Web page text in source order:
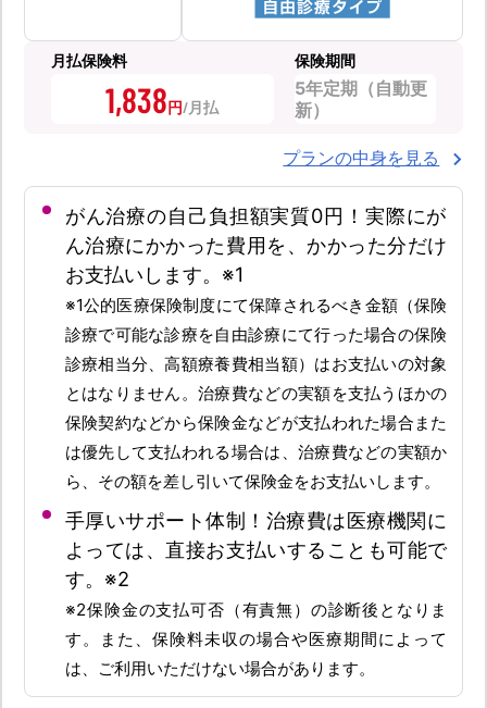
月払保険料
1,838円
保険期間
5年定期（自動更
新）
プランの中身を見る
がん治療の自己負担額実質0円！実際にが
ん治療にかかった費用を、かかった分だけ
お支払いします。※1
※1公的医療保険制度にて保障されるべき金額（保険
診療で可能な診療を自由診療にて行った場合の保険
診療相当分、高額療養費相当額）はお支払いの対象
とはなりません。治療費などの実額を支払うほかの
保険契約などから保険金などが支払われた場合また
は優先して支払われる場合は、治療費などの実額か
ら、その額を差し引いて保険金をお支払いします。
手厚いサポート体制！治療費は医療機関に
よっては、直接お支払いすることも可能で
す。※2
※2保険金の支払可否（有責無）の診断後となりま
す。また、保険料未収の場合や医療期間によって
は、ご利用いただけない場合があります。